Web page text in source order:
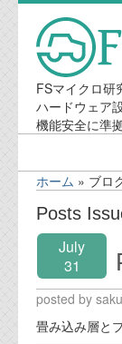
FSマイクロ研
ハードウェア
機能安全に準
ニュース
業務内容
機能安全
会社案内
ホーム » ブロ
Posts
July
31
posted by
畳み込み層と